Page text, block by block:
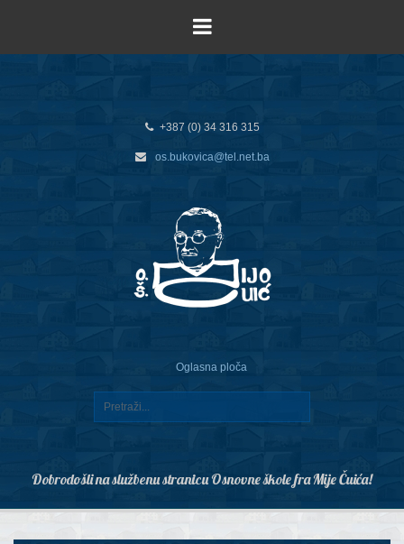
+387 (0) 34 316 315
os.bukovica@tel.net.ba
Oglasna ploča
Dobrodošli na službenu stranicu Osnovne škole fra Mije Čuića!